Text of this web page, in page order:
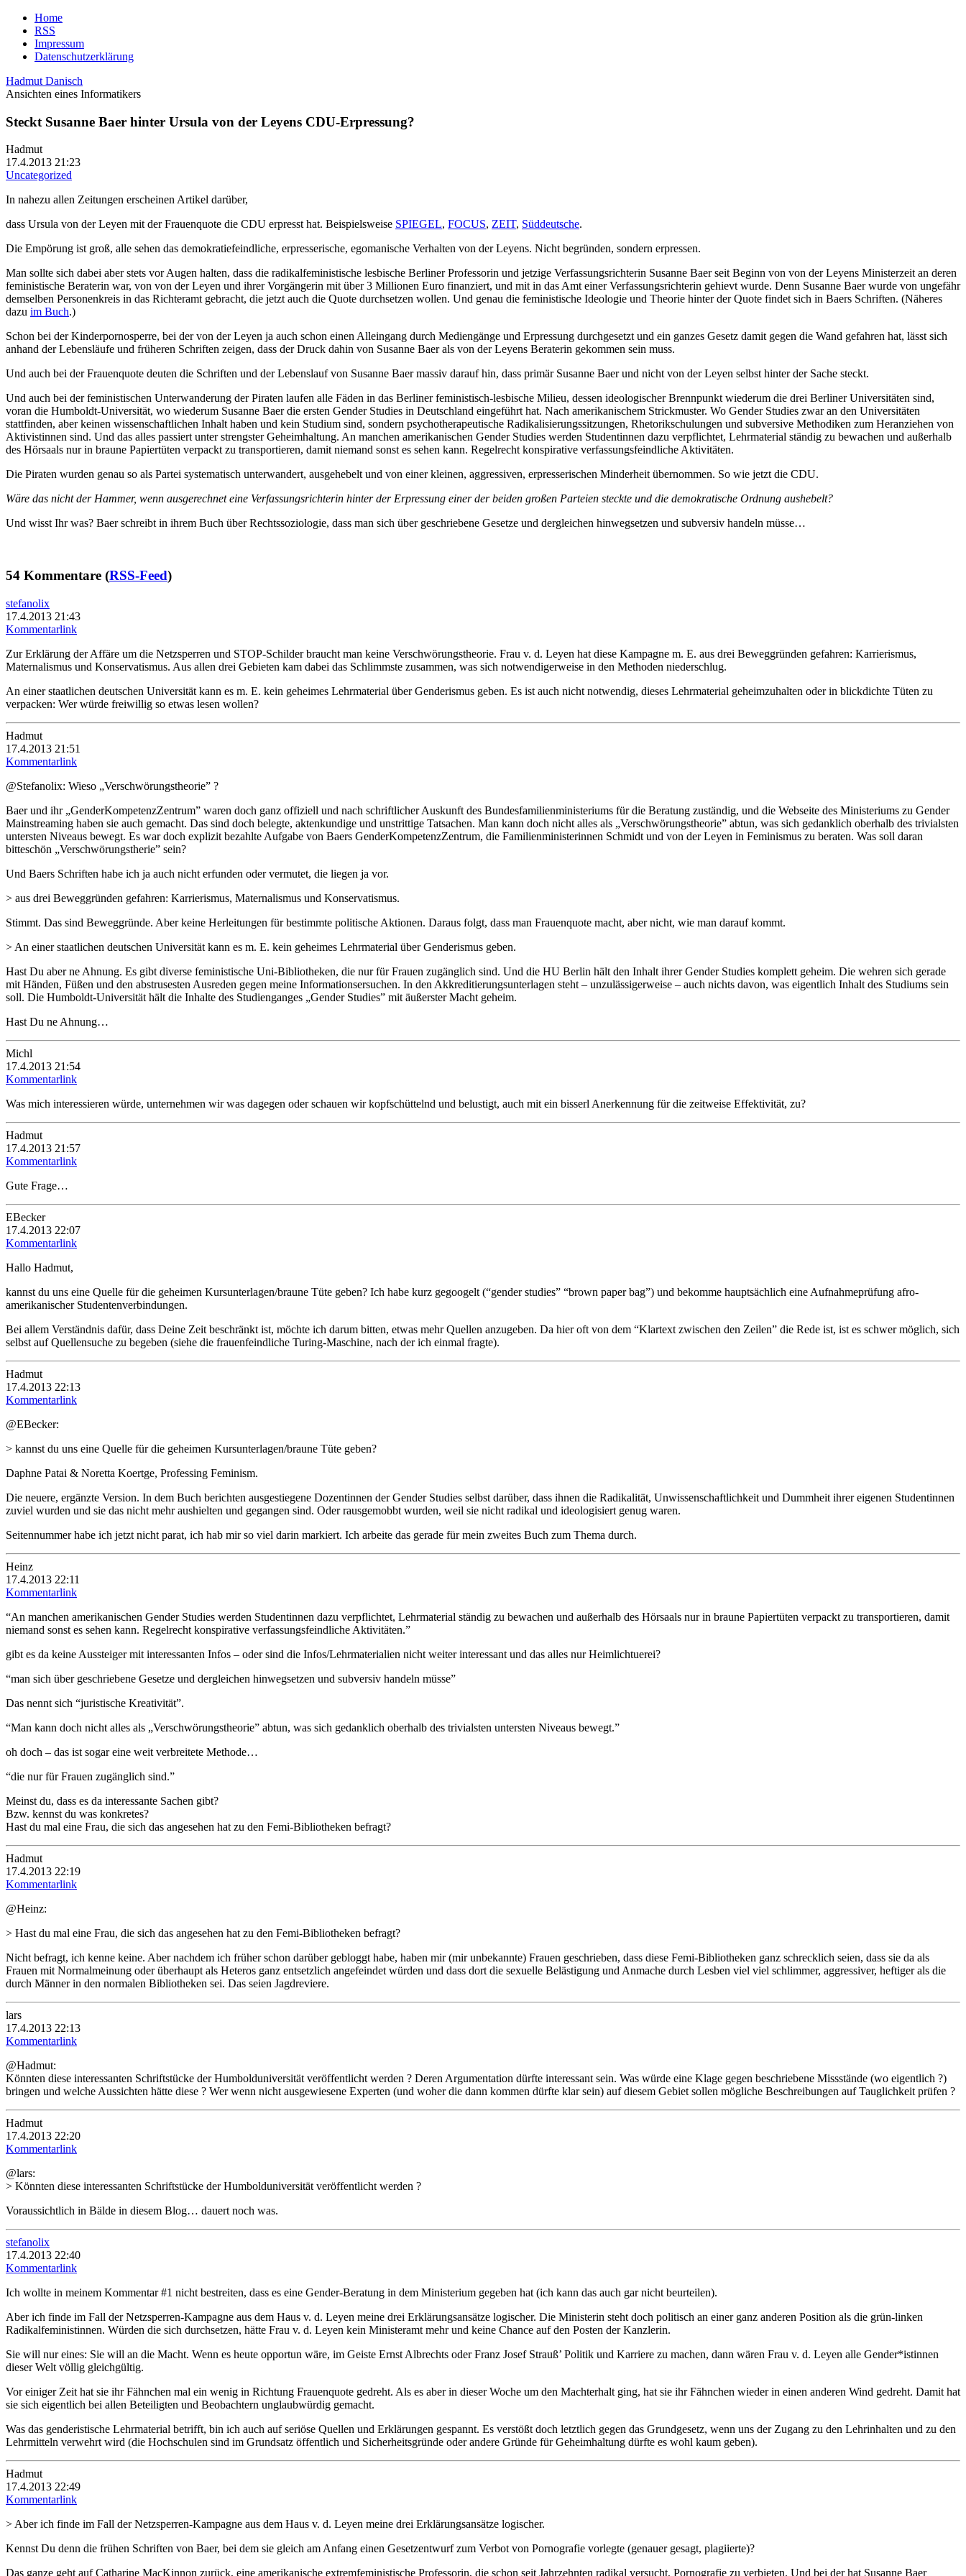
Home
RSS
Impressum
Datenschutzerklärung
Hadmut Danisch
Ansichten eines Informatikers
Steckt Susanne Baer hinter Ursula von der Leyens CDU-Erpressung?
Hadmut
17.4.2013 21:23
Uncategorized
In nahezu allen Zeitungen erscheinen Artikel darüber,
dass Ursula von der Leyen mit der Frauenquote die CDU erpresst hat. Beispielsweise SPIEGEL, FOCUS, ZEIT, Süddeutsche.
Die Empörung ist groß, alle sehen das demokratiefeindliche, erpresserische, egomanische Verhalten von der Leyens. Nicht begründen, sondern erpressen.
Man sollte sich dabei aber stets vor Augen halten, dass die radikalfeministische lesbische Berliner Professorin und jetzige Verfassungsrichterin Susanne Baer seit Beginn von von der Leyens Ministerzeit an deren
feministische Beraterin war, von von der Leyen und ihrer Vorgängerin mit über 3 Millionen Euro finanziert, und mit in das Amt einer Verfassungsrichterin gehievt wurde. Denn Susanne Baer wurde von ungefähr
demselben Personenkreis in das Richteramt gebracht, die jetzt auch die Quote durchsetzen wollen. Und genau die feministische Ideologie und Theorie hinter der Quote findet sich in Baers Schriften. (Näheres
dazu im Buch.)
Schon bei der Kinderpornosperre, bei der von der Leyen ja auch schon einen Alleingang durch Mediengänge und Erpressung durchgesetzt und ein ganzes Gesetz damit gegen die Wand gefahren hat, lässt sich
anhand der Lebensläufe und früheren Schriften zeigen, dass der Druck dahin von Susanne Baer als von der Leyens Beraterin gekommen sein muss.
Und auch bei der Frauenquote deuten die Schriften und der Lebenslauf von Susanne Baer massiv darauf hin, dass primär Susanne Baer und nicht von der Leyen selbst hinter der Sache steckt.
Und auch bei der feministischen Unterwanderung der Piraten laufen alle Fäden in das Berliner feministisch-lesbische Milieu, dessen ideologischer Brennpunkt wiederum die drei Berliner Universitäten sind,
voran die Humboldt-Universität, wo wiederum Susanne Baer die ersten Gender Studies in Deutschland eingeführt hat. Nach amerikanischem Strickmuster. Wo Gender Studies zwar an den Universitäten
stattfinden, aber keinen wissenschaftlichen Inhalt haben und kein Studium sind, sondern psychotherapeutische Radikalisierungssitzungen, Rhetorikschulungen und subversive Methodiken zum Heranziehen von
Aktivistinnen sind. Und das alles passiert unter strengster Geheimhaltung. An manchen amerikanischen Gender Studies werden Studentinnen dazu verpflichtet, Lehrmaterial ständig zu bewachen und außerhalb
des Hörsaals nur in braune Papiertüten verpackt zu transportieren, damit niemand sonst es sehen kann. Regelrecht konspirative verfassungsfeindliche Aktivitäten.
Die Piraten wurden genau so als Partei systematisch unterwandert, ausgehebelt und von einer kleinen, aggressiven, erpresserischen Minderheit übernommen. So wie jetzt die CDU.
Wäre das nicht der Hammer, wenn ausgerechnet eine Verfassungsrichterin hinter der Erpressung einer der beiden großen Parteien steckte und die demokratische Ordnung aushebelt?
Und wisst Ihr was? Baer schreibt in ihrem Buch über Rechtssoziologie, dass man sich über geschriebene Gesetze und dergleichen hinwegsetzen und subversiv handeln müsse…
54 Kommentare (RSS-Feed)
stefanolix
17.4.2013 21:43
Kommentarlink
Zur Erklärung der Affäre um die Netzsperren und STOP-Schilder braucht man keine Verschwörungstheorie. Frau v. d. Leyen hat diese Kampagne m. E. aus drei Beweggründen gefahren: Karrierismus,
Maternalismus und Konservatismus. Aus allen drei Gebieten kam dabei das Schlimmste zusammen, was sich notwendigerweise in den Methoden niederschlug.
An einer staatlichen deutschen Universität kann es m. E. kein geheimes Lehrmaterial über Genderismus geben. Es ist auch nicht notwendig, dieses Lehrmaterial geheimzuhalten oder in blickdichte Tüten zu
verpacken: Wer würde freiwillig so etwas lesen wollen?
Hadmut
17.4.2013 21:51
Kommentarlink
@Stefanolix: Wieso „Verschwörungstheorie” ?
Baer und ihr „GenderKompetenzZentrum” waren doch ganz offiziell und nach schriftlicher Auskunft des Bundesfamilienministeriums für die Beratung zuständig, und die Webseite des Ministeriums zu Gender
Mainstreaming haben sie auch gemacht. Das sind doch belegte, aktenkundige und unstrittige Tatsachen. Man kann doch nicht alles als „Verschwörungstheorie” abtun, was sich gedanklich oberhalb des trivialsten
untersten Niveaus bewegt. Es war doch explizit bezahlte Aufgabe von Baers GenderKompetenzZentrum, die Familienministerinnen Schmidt und von der Leyen in Feminismus zu beraten. Was soll daran
bitteschön „Verschwörungstherie” sein?
Und Baers Schriften habe ich ja auch nicht erfunden oder vermutet, die liegen ja vor.
> aus drei Beweggründen gefahren: Karrierismus, Maternalismus und Konservatismus.
Stimmt. Das sind Beweggründe. Aber keine Herleitungen für bestimmte politische Aktionen. Daraus folgt, dass man Frauenquote macht, aber nicht, wie man darauf kommt.
> An einer staatlichen deutschen Universität kann es m. E. kein geheimes Lehrmaterial über Genderismus geben.
Hast Du aber ne Ahnung. Es gibt diverse feministische Uni-Bibliotheken, die nur für Frauen zugänglich sind. Und die HU Berlin hält den Inhalt ihrer Gender Studies komplett geheim. Die wehren sich gerade
mit Händen, Füßen und den abstrusesten Ausreden gegen meine Informationsersuchen. In den Akkreditierungsunterlagen steht – unzulässigerweise – auch nichts davon, was eigentlich Inhalt des Studiums sein
soll. Die Humboldt-Universität hält die Inhalte des Studienganges „Gender Studies” mit äußerster Macht geheim.
Hast Du ne Ahnung…
Michl
17.4.2013 21:54
Kommentarlink
Was mich interessieren würde, unternehmen wir was dagegen oder schauen wir kopfschüttelnd und belustigt, auch mit ein bisserl Anerkennung für die zeitweise Effektivität, zu?
Hadmut
17.4.2013 21:57
Kommentarlink
Gute Frage…
EBecker
17.4.2013 22:07
Kommentarlink
Hallo Hadmut,
kannst du uns eine Quelle für die geheimen Kursunterlagen/braune Tüte geben? Ich habe kurz gegoogelt (“gender studies” “brown paper bag”) und bekomme hauptsächlich eine Aufnahmeprüfung afro-
amerikanischer Studentenverbindungen.
Bei allem Verständnis dafür, dass Deine Zeit beschränkt ist, möchte ich darum bitten, etwas mehr Quellen anzugeben. Da hier oft von dem “Klartext zwischen den Zeilen” die Rede ist, ist es schwer möglich, sich
selbst auf Quellensuche zu begeben (siehe die frauenfeindliche Turing-Maschine, nach der ich einmal fragte).
Hadmut
17.4.2013 22:13
Kommentarlink
@EBecker:
> kannst du uns eine Quelle für die geheimen Kursunterlagen/braune Tüte geben?
Daphne Patai & Noretta Koertge, Professing Feminism.
Die neuere, ergänzte Version. In dem Buch berichten ausgestiegene Dozentinnen der Gender Studies selbst darüber, dass ihnen die Radikalität, Unwissenschaftlichkeit und Dummheit ihrer eigenen Studentinnen
zuviel wurden und sie das nicht mehr aushielten und gegangen sind. Oder rausgemobbt wurden, weil sie nicht radikal und ideologisiert genug waren.
Seitennummer habe ich jetzt nicht parat, ich hab mir so viel darin markiert. Ich arbeite das gerade für mein zweites Buch zum Thema durch.
Heinz
17.4.2013 22:11
Kommentarlink
“An manchen amerikanischen Gender Studies werden Studentinnen dazu verpflichtet, Lehrmaterial ständig zu bewachen und außerhalb des Hörsaals nur in braune Papiertüten verpackt zu transportieren, damit
niemand sonst es sehen kann. Regelrecht konspirative verfassungsfeindliche Aktivitäten.”
gibt es da keine Aussteiger mit interessanten Infos – oder sind die Infos/Lehrmaterialien nicht weiter interessant und das alles nur Heimlichtuerei?
“man sich über geschriebene Gesetze und dergleichen hinwegsetzen und subversiv handeln müsse”
Das nennt sich “juristische Kreativität”.
“Man kann doch nicht alles als „Verschwörungstheorie” abtun, was sich gedanklich oberhalb des trivialsten untersten Niveaus bewegt.”
oh doch – das ist sogar eine weit verbreitete Methode…
“die nur für Frauen zugänglich sind.”
Meinst du, dass es da interessante Sachen gibt?
Bzw. kennst du was konkretes?
Hast du mal eine Frau, die sich das angesehen hat zu den Femi-Bibliotheken befragt?
Hadmut
17.4.2013 22:19
Kommentarlink
@Heinz:
> Hast du mal eine Frau, die sich das angesehen hat zu den Femi-Bibliotheken befragt?
Nicht befragt, ich kenne keine. Aber nachdem ich früher schon darüber gebloggt habe, haben mir (mir unbekannte) Frauen geschrieben, dass diese Femi-Bibliotheken ganz schrecklich seien, dass sie da als
Frauen mit Normalmeinung oder überhaupt als Heteros ganz entsetzlich angefeindet würden und dass dort die sexuelle Belästigung und Anmache durch Lesben viel viel schlimmer, aggressiver, heftiger als die
durch Männer in den normalen Bibliotheken sei. Das seien Jagdreviere.
lars
17.4.2013 22:13
Kommentarlink
@Hadmut:
Könnten diese interessanten Schriftstücke der Humbolduniversität veröffentlicht werden ? Deren Argumentation dürfte interessant sein. Was würde eine Klage gegen beschriebene Missstände (wo eigentlich ?)
bringen und welche Aussichten hätte diese ? Wer wenn nicht ausgewiesene Experten (und woher die dann kommen dürfte klar sein) auf diesem Gebiet sollen mögliche Beschreibungen auf Tauglichkeit prüfen ?
Hadmut
17.4.2013 22:20
Kommentarlink
@lars:
> Könnten diese interessanten Schriftstücke der Humbolduniversität veröffentlicht werden ?
Voraussichtlich in Bälde in diesem Blog… dauert noch was.
stefanolix
17.4.2013 22:40
Kommentarlink
Ich wollte in meinem Kommentar #1 nicht bestreiten, dass es eine Gender-Beratung in dem Ministerium gegeben hat (ich kann das auch gar nicht beurteilen).
Aber ich finde im Fall der Netzsperren-Kampagne aus dem Haus v. d. Leyen meine drei Erklärungsansätze logischer. Die Ministerin steht doch politisch an einer ganz anderen Position als die grün-linken
Radikalfeministinnen. Würden die sich durchsetzen, hätte Frau v. d. Leyen kein Ministeramt mehr und keine Chance auf den Posten der Kanzlerin.
Sie will nur eines: Sie will an die Macht. Wenn es heute opportun wäre, im Geiste Ernst Albrechts oder Franz Josef Strauß’ Politik und Karriere zu machen, dann wären Frau v. d. Leyen alle Gender*istinnen
dieser Welt völlig gleichgültig.
Vor einiger Zeit hat sie ihr Fähnchen mal ein wenig in Richtung Frauenquote gedreht. Als es aber in dieser Woche um den Machterhalt ging, hat sie ihr Fähnchen wieder in einen anderen Wind gedreht. Damit hat
sie sich eigentlich bei allen Beteiligten und Beobachtern unglaubwürdig gemacht.
Was das genderistische Lehrmaterial betrifft, bin ich auch auf seriöse Quellen und Erklärungen gespannt. Es verstößt doch letztlich gegen das Grundgesetz, wenn uns der Zugang zu den Lehrinhalten und zu den
Lehrmitteln verwehrt wird (die Hochschulen sind im Grundsatz öffentlich und Sicherheitsgründe oder andere Gründe für Geheimhaltung dürfte es wohl kaum geben).
Hadmut
17.4.2013 22:49
Kommentarlink
> Aber ich finde im Fall der Netzsperren-Kampagne aus dem Haus v. d. Leyen meine drei Erklärungsansätze logischer.
Kennst Du denn die frühen Schriften von Baer, bei dem sie gleich am Anfang einen Gesetzentwurf zum Verbot von Pornografie vorlegte (genauer gesagt, plagiierte)?
Das ganze geht auf Catharine MacKinnon zurück, eine amerikanische extremfeministische Professorin, die schon seit Jahrzehnten radikal versucht, Pornografie zu verbieten. Und bei der hat Susanne Baer